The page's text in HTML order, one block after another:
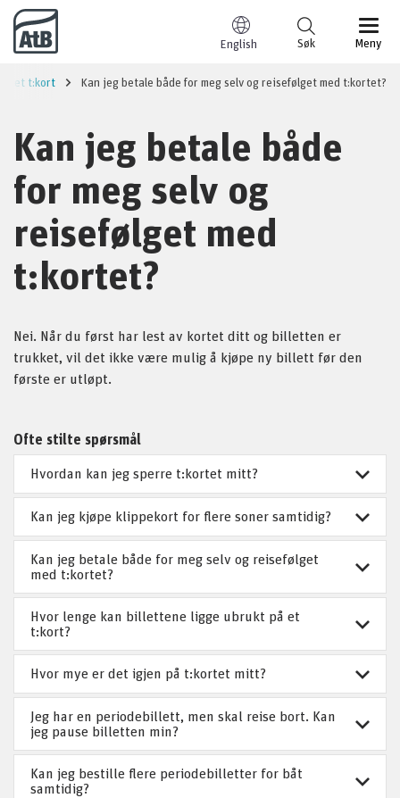
Til innhold
English Meny
Søk
t:kort Kan jeg betale både for meg selv og reisefølget med t:kortet?
Kan jeg betale både
for meg selv og
reisefølget med
t:kortet?
Nei. Når du først har lest av kortet ditt og billetten er
trukket, vil det ikke være mulig å kjøpe ny billett før den
første er utløpt.
Ofte stilte spørsmål
Hvordan kan jeg sperre t:kortet mitt?
Kan jeg kjøpe klippekort for flere soner samtidig?
Kan jeg betale både for meg selv og reisefølget
med t:kortet?
Hvor lenge kan billettene ligge ubrukt på et
t:kort?
Hvor mye er det igjen på t:kortet mitt?
Jeg har en periodebillett, men skal reise bort. Kan
jeg pause billetten min?
Kan jeg bestille flere periodebilletter for båt
samtidig?